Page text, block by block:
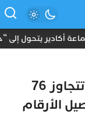
يتحول إلى
ميزانية المحاكم المالية لـ2026 تتجاوز 76
الأرقام